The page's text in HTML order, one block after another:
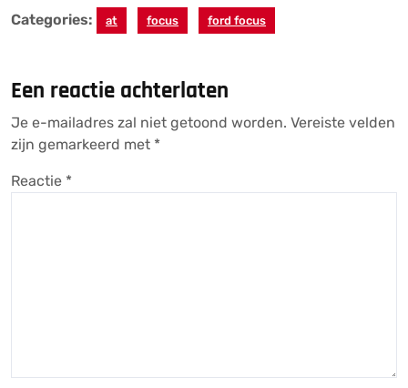
Categories: at focus ford focus
Een reactie achterlaten
Je e-mailadres zal niet getoond worden. Vereiste velden
zijn gemarkeerd met *
Reactie *